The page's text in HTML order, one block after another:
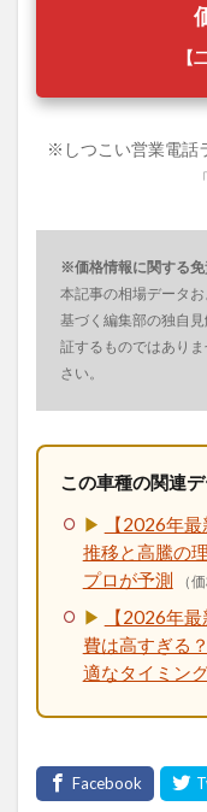
【
※しつこい営業電話
※価格情報に関する免
本記事の相場データ
基づく編集部の独自
証するものではあり
さい。
この車種の関連
▶
【2026年
推移と高騰の
プロが予測
（
▶
【2026年
費は高すぎる
適なタイミン